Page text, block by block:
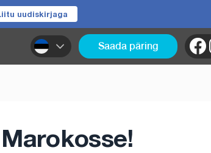
uudiskirjaga
Saada päring